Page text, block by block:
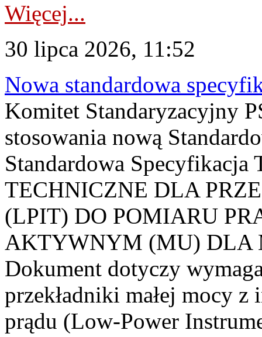
Więcej...
30 lipca 2026, 11:52
Nowa standardowa
Komitet Standaryzacyjny
stosowania nową
Standardowa
TECHNICZNE DLA
(LPIT) DO POMIARU
AKTYWNYM (MU) DLA
Dokument dotyczy
przekładniki małej mocy
prądu (Low-Power